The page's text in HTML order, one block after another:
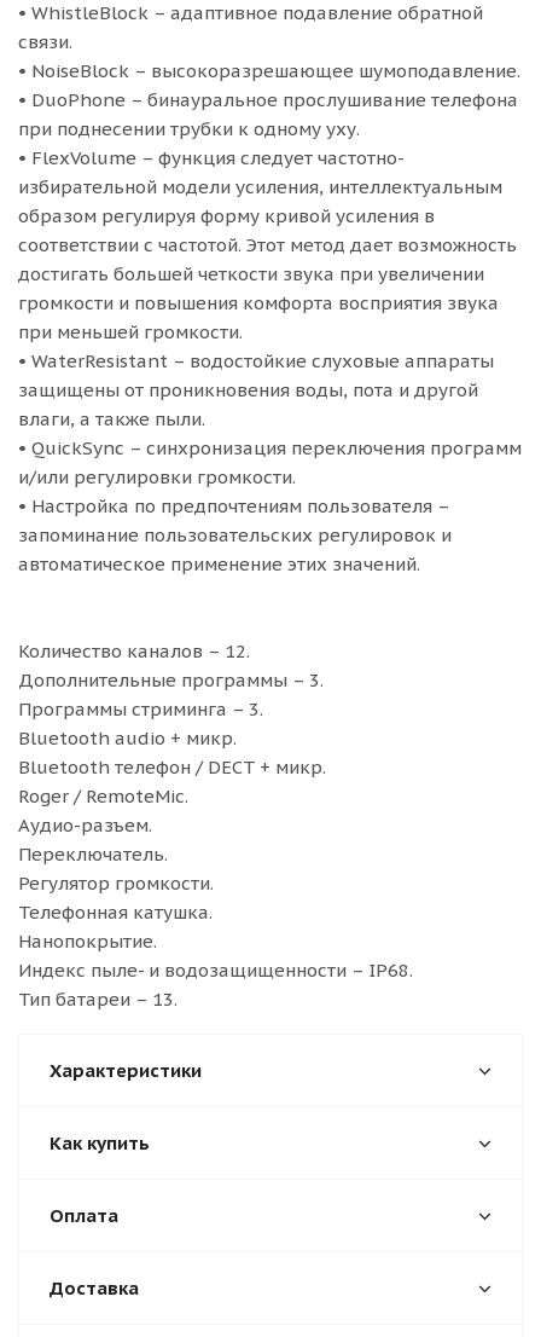
• WhistleBlock – адаптивное подавление обратной
связи.
• NoiseBlock – высокоразрешающее шумоподавление.
• DuoPhone – бинауральное прослушивание телефона
при поднесении трубки к одному уху.
• FlexVolume – функция следует частотно-
избирательной модели усиления, интеллектуальным
образом регулируя форму кривой усиления в
соответствии с частотой. Этот метод дает возможность
достигать большей четкости звука при увеличении
громкости и повышения комфорта восприятия звука
при меньшей громкости.
• WaterResistant – водостойкие слуховые аппараты
защищены от проникновения воды, пота и другой
влаги, а также пыли.
• QuickSync – синхронизация переключения программ
и/или регулировки громкости.
• Настройка по предпочтениям пользователя –
запоминание пользовательских регулировок и
автоматическое применение этих значений.
Количество каналов – 12.
Дополнительные программы – 3.
Программы стриминга – 3.
Bluetooth audio + микр.
Bluetooth телефон / DECT + микр.
Roger / RemoteMic.
Аудио-разъем.
Переключатель.
Регулятор громкости.
Телефонная катушка.
Нанопокрытие.
Индекс пыле- и водозащищенности – IP68.
Тип батареи – 13.
Характеристики
Как купить
Оплата
Доставка